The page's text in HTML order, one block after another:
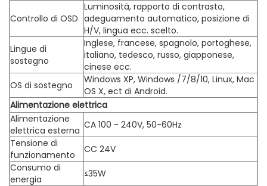
Controllo di OSD
Luminosità, rapporto di contrasto,
adeguamento automatico, posizione di
H/V, lingua ecc. scelto.
Lingue di
sostegno
Inglese, francese, spagnolo, portoghese,
italiano, tedesco, russo, giapponese,
cinese ecc.
OS di sostegno
Windows XP, Windows /7/8/10, Linux, Mac
OS X, ect di Android.
Alimentazione elettrica
Alimentazione
elettrica esterna CA 100 - 240V, 50-60Hz
Tensione di
funzionamento
CC 24V
Consumo di
energia
≤35W